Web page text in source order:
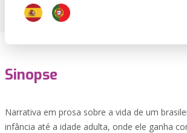
Sinopse
Narrativa em prosa sobre a vida de um
infância até a idade adulta, onde ele ganha